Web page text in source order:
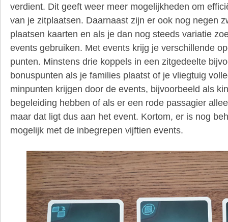
verdient. Dit geeft weer meer mogelijkheden om
van je zitplaatsen. Daarnaast zijn er ook nog negen
plaatsen kaarten en als je dan nog steeds variatie
events gebruiken. Met events krijg je verschillende
punten. Minstens drie koppels in een zitgedeelte
bonuspunten als je families plaatst of je vliegtuig
minpunten krijgen door de events, bijvoorbeeld als
begeleiding hebben of als er een rode passagier
maar dat ligt dus aan het event. Kortom, er is nog
mogelijk met de inbegrepen vijftien events.